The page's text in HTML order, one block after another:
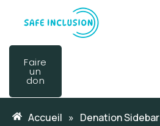
Faire
un
don
Accueil » Denation Sidebar